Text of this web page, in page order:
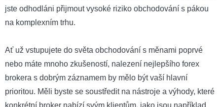
jste odhodláni přijmout vysoké riziko obchodování s pákou
na komplexním trhu.
Ať už vstupujete do světa obchodování s měnami poprvé
nebo máte mnoho zkušeností, nalezení nejlepšího forex
brokera s dobrým záznamem by mělo být vaší hlavní
prioritou. Měli byste se soustředit na nástroje a výhody, které